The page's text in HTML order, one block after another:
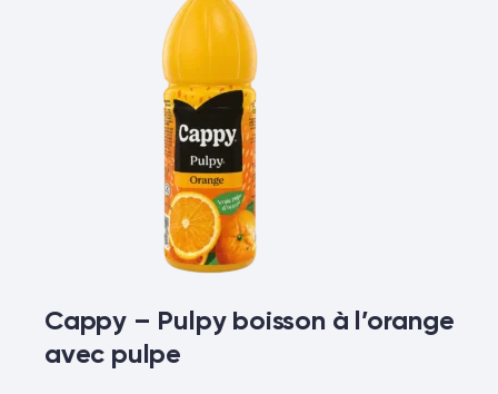
Cappy – Pulpy boisson à l’orange
avec pulpe